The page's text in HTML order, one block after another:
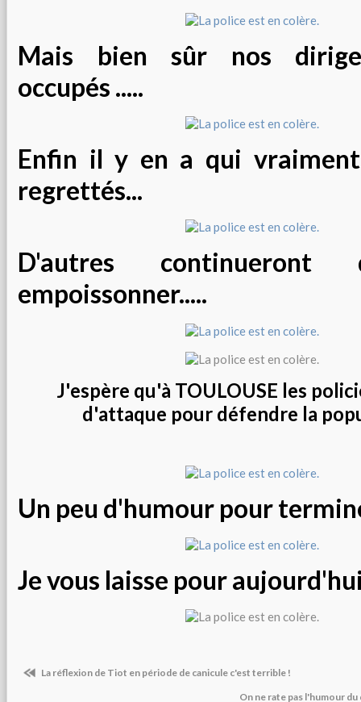
Mais bien sûr nos
occupés .....
Enfin il y en a qui
regrettés...
D'autres continueront
empoissonner.....
J'espère qu'à TOULOUSE les
d'attaque pour défendre la
Un peu d'humour pour
Je vous laisse pour
La réflexion de Tiot en période de canicule c'est terrible !
On ne rate pas l'humour